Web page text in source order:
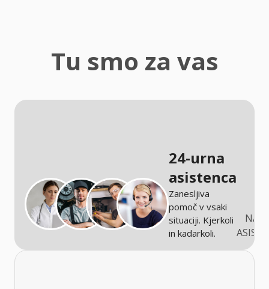
Tu smo za vas
24-urna
asistenca
Zanesljiva
pomoč v vsaki
situaciji. Kjerkoli
in kadarkoli.